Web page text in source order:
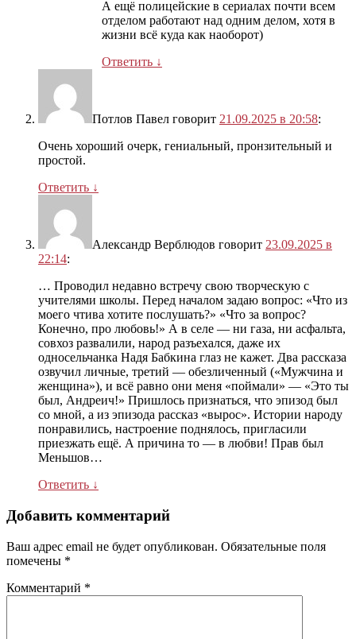
А ещё полицейские в сериалах почти всем
отделом работают над одним делом, хотя в
жизни всё куда как наоборот)
Ответить ↓
Потлов Павел говорит 21.09.2025 в 20:58:
Очень хороший очерк, гениальный, пронзительный и
простой.
Ответить ↓
Александр Верблюдов говорит 23.09.2025 в
22:14:
… Проводил недавно встречу свою творческую с
учителями школы. Перед началом задаю вопрос: «Что из
моего чтива хотите послушать?» «Что за вопрос?
Конечно, про любовь!» А в селе — ни газа, ни асфальта,
совхоз развалили, народ разъехался, даже их
односельчанка Надя Бабкина глаз не кажет. Два рассказа
озвучил личные, третий — обезличенный («Мужчина и
женщина»), и всё равно они меня «поймали» — «Это ты
был, Андреич!» Пришлось признаться, что эпизод был
со мной, а из эпизода рассказ «вырос». Истории народу
понравились, настроение поднялось, пригласили
приезжать ещё. А причина то — в любви! Прав был
Меньшов…
Ответить ↓
Добавить комментарий
Ваш адрес email не будет опубликован. Обязательные поля
помечены *
Комментарий *